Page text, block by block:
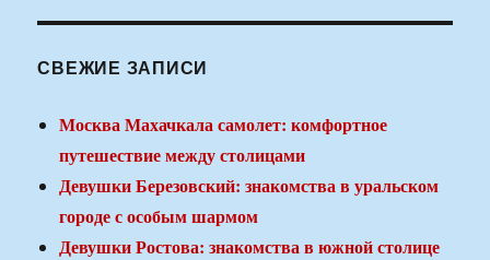
СВЕЖИЕ ЗАПИСИ
Москва Махачкала самолет: комфортное
путешествие между столицами
Девушки Березовский: знакомства в уральском
городе с особым шармом
Девушки Ростова: знакомства в южной столице